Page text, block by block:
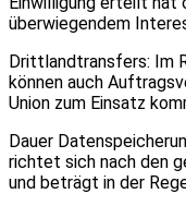
überwiegendem
Drittlandtransfers: Im
können auch
Union zum Einsatz
Dauer
richtet sich nach den
und beträgt in der